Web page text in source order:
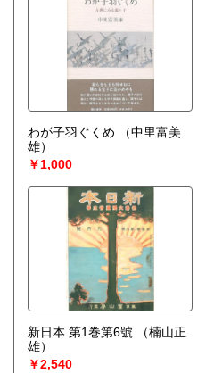
わが子羽ぐくめ
（中里富美
雄）
￥1,000
新日本 第1巻第6號
（楠山正
雄）
￥2,540